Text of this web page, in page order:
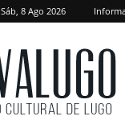
Sáb, 8 Ago 2026